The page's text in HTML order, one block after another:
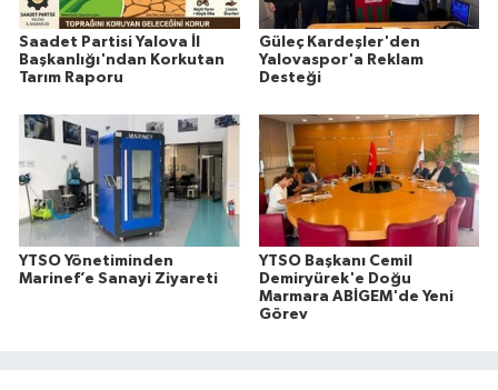
Saadet Partisi Yalova İl
Başkanlığı'ndan Korkutan
Tarım Raporu
Güleç Kardeşler'den
Yalovaspor'a Reklam
Desteği
YTSO Yönetiminden
Marinef’e Sanayi Ziyareti
YTSO Başkanı Cemil
Demiryürek'e Doğu
Marmara ABİGEM'de Yeni
Görev